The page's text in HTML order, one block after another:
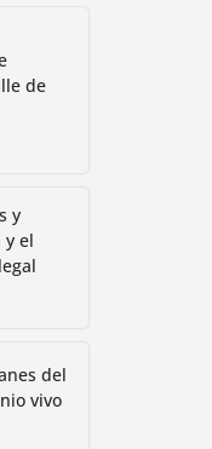
de
y
y el
del
vivo